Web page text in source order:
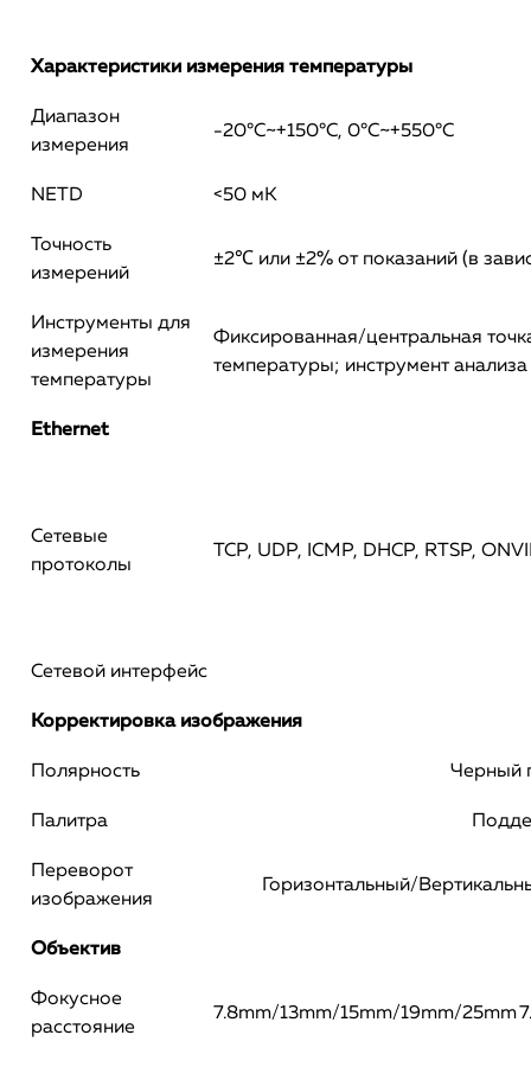
Характеристики измерения температуры
Диапазон
измерения
-20°C~+150°C, 0°C~+550°C
NETD <50 мК
Точность
измерений
±2℃ или ±2% от показаний (в
Инструменты для
измерения
температуры
Фиксированная/центральная
температуры; инструмент
Ethernet
Сетевые
протоколы
TCP, UDP, ICMP, DHCP, RTSP,
Сетевой интерфейс
Корректировка изображения
Полярность Черный
Палитра
Переворот
изображения
Горизонтальный/
Объектив
Фокусное
расстояние
7.8mm/13mm/15mm/19mm/25mm